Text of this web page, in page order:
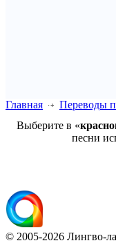
Главная Переводы
Выберите в «
песни
© 2005-2026 Лингво-